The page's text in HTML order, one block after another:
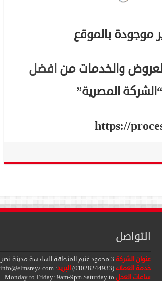
موجودة بالموقع
والخدمات من افضل
“الشركة المصرية”
https://
التواصل
عنوان الشركة
خدمة العملاء(01028244933) البريد:
info@elmsreya.com
ساعات العمل Monday to Friday: 9am-9pm Saturday to